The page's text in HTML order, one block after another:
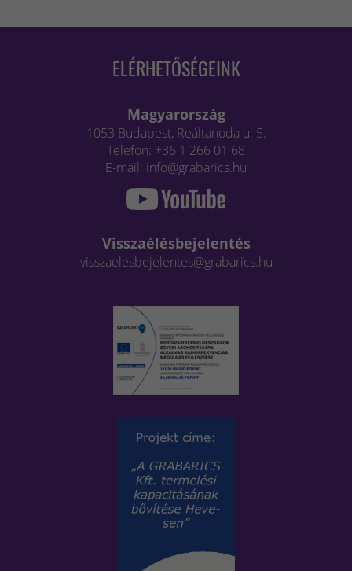
ELÉRHETŐSÉGEINK
Magyarország
1053 Budapest, Reáltanoda u. 5.
Telefon: +36 1 266 01 68
E-mail: info@grabarics.hu
Visszaélésbejelentés
visszaelesbejelentes@grabarics.hu